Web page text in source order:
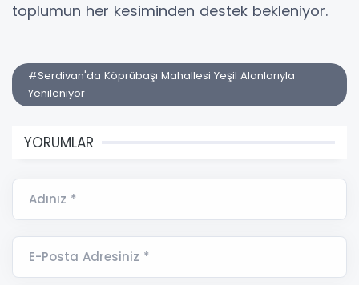
toplumun her kesiminden destek bekleniyor.
#Serdivan'da Köprübaşı Mahallesi Yeşil Alanlarıyla
Yenileniyor
YORUMLAR
Adınız *
E-Posta Adresiniz *